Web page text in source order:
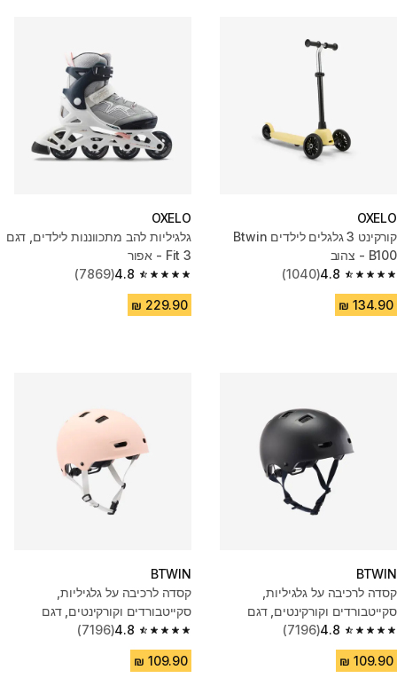
OXELO
קורקינט 3 גלגלים לילדים Btwin
B100 - צהוב
4.8
4.8 out of 5 stars from 1040 reviews
(1040)
OXELO
גלגיליות להב מתכווננות לילדים, דגם
Fit 3 - אפור
4.8
4.8 out of 5 stars from 7869 reviews
(7869)
BTWIN
קסדה לרכיבה על גלגיליות,
סקייטבורדים וקורקינטים, דגם
MF500 - שחור
4.8
4.8 out of 5 stars from 7196 reviews
(7196)
BTWIN
קסדה לרכיבה על גלגיליות,
סקייטבורדים וקורקינטים, דגם
MF500 - ורוד
4.8
4.8 out of 5 stars from 7196 reviews
(7196)